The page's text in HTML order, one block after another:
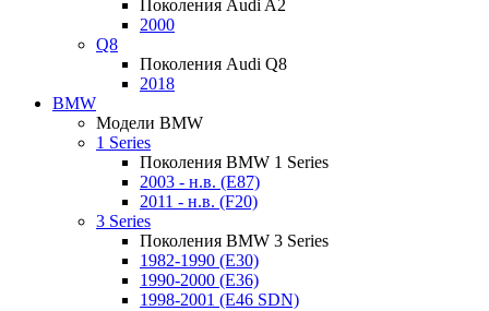
Поколения Audi A2
2000
Q8
Поколения Audi Q8
2018
BMW
Модели BMW
1 Series
Поколения BMW 1 Series
2003 - н.в. (E87)
2011 - н.в. (F20)
3 Series
Поколения BMW 3 Series
1982-1990 (E30)
1990-2000 (E36)
1998-2001 (E46 SDN)